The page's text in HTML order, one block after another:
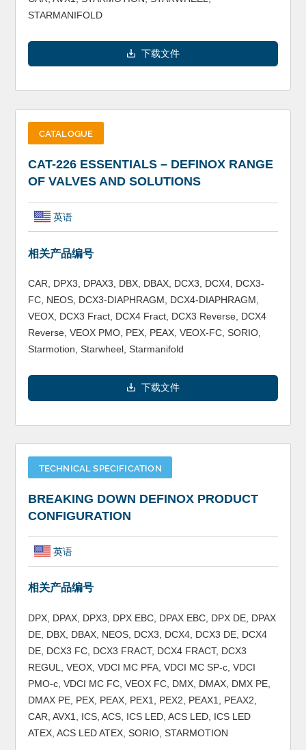
STARMANIFOLD
下载文件
CATALOGUE
CAT-226 ESSENTIALS – DEFINOX RANGE
OF VALVES AND SOLUTIONS
英语
相关产品编号
CAR, DPX3, DPAX3, DBX, DBAX, DCX3, DCX4, DCX3-
FC, NEOS, DCX3-DIAPHRAGM, DCX4-DIAPHRAGM,
VEOX, DCX3 Fract, DCX4 Fract, DCX3 Reverse, DCX4
Reverse, VEOX PMO, PEX, PEAX, VEOX-FC, SORIO,
Starmotion, Starwheel, Starmanifold
下载文件
TECHNICAL SPECIFICATION
BREAKING DOWN DEFINOX PRODUCT
CONFIGURATION
英语
相关产品编号
DPX, DPAX, DPX3, DPX EBC, DPAX EBC, DPX DE, DPAX
DE, DBX, DBAX, NEOS, DCX3, DCX4, DCX3 DE, DCX4
DE, DCX3 FC, DCX3 FRACT, DCX4 FRACT, DCX3
REGUL, VEOX, VDCI MC PFA, VDCI MC SP-c, VDCI
PMO-c, VDCI MC FC, VEOX FC, DMX, DMAX, DMX PE,
DMAX PE, PEX, PEAX, PEX1, PEX2, PEAX1, PEAX2,
CAR, AVX1, ICS, ACS, ICS LED, ACS LED, ICS LED
ATEX, ACS LED ATEX, SORIO, STARMOTION